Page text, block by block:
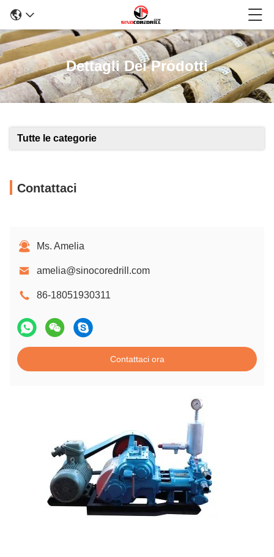
Dettagli Dei Prodotti
Tutte le categorie
Contattaci
Ms. Amelia
amelia@sinocoredrill.com
86-18051930311
Contattaci ora